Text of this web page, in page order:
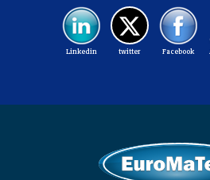
Facebook
twitter
Linkedin